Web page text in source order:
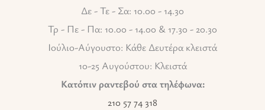
Δε - Τε - Σα: 10.00 - 14.30
Τρ - Πε - Πα: 10.00 - 14.00 & 17.30 - 20.30
Ιούλιο-Αύγουστο: Κάθε Δευτέρα κλειστά
10-25 Αυγούστου: Κλειστά
Κατόπιν ραντεβού στα τηλέφωνα:
210 57 74 318